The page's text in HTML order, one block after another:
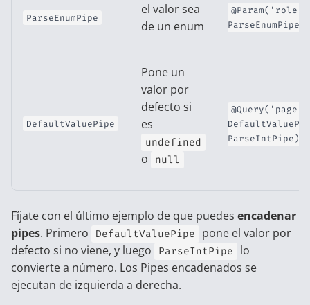
ParseEnumPipe
el valor sea
de un enum
@Param('role',
DefaultValuePipe
Pone un
valor por
defecto si
es
undefined
o null
@Query('page',
ParseIntPipe)
Fíjate con el último ejemplo de que puedes encadenar
pipes. Primero DefaultValuePipe
pone el valor por
defecto si no viene, y luego
ParseIntPipe
lo
convierte a número. Los Pipes encadenados se
ejecutan de izquierda a derecha.